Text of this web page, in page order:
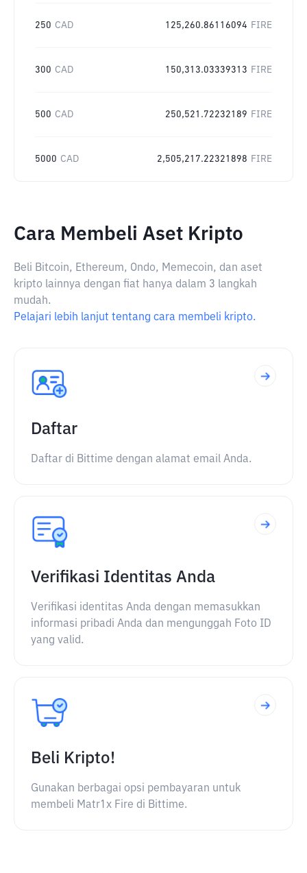
250 CAD 125,260.86116094 FIRE
300 CAD 150,313.03339313 FIRE
500 CAD 250,521.72232189 FIRE
5000 CAD 2,505,217.22321898 FIRE
Cara Membeli Aset Kripto
Beli Bitcoin, Ethereum, Ondo, Memecoin, dan aset
kripto lainnya dengan fiat hanya dalam 3 langkah
mudah.
Pelajari lebih lanjut tentang cara membeli kripto.
Daftar
Daftar di Bittime dengan alamat email Anda.
Verifikasi Identitas Anda
Verifikasi identitas Anda dengan memasukkan
informasi pribadi Anda dan mengunggah Foto ID
yang valid.
Beli Kripto!
Gunakan berbagai opsi pembayaran untuk
membeli Matr1x Fire di Bittime.